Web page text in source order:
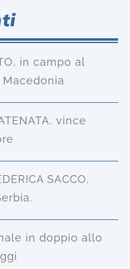
in campo al
vince
SACCO,
in doppio allo